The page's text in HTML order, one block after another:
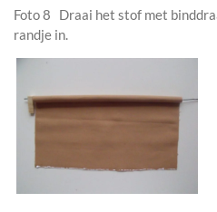
Foto 8 Draai het stof met
randje in.